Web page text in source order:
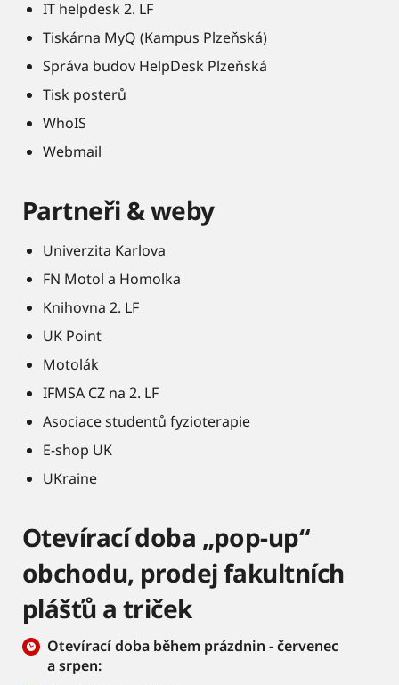
IT helpdesk 2. LF
Tiskárna MyQ (Kampus Plzeňská)
Správa budov HelpDesk Plzeňská
Tisk posterů
WhoIS
Webmail
Partneři & weby
Univerzita Karlova
FN Motol a Homolka
Knihovna 2. LF
UK Point
Motolák
IFMSA CZ na 2. LF
Asociace studentů fyzioterapie
E-shop UK
UKraine
Otevírací doba „pop-up“
obchodu, prodej fakultních
plášťů a triček
Otevírací doba během prázdnin - červenec
a srpen: